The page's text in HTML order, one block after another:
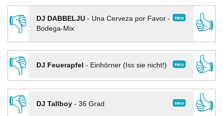
👎
neu
DJ DABBELJU- Una Cerveza por Favor -
Bodega-Mix
👍
👎
neu
DJ Feuerapfel - Einhörner (Iss sie nicht!)
👍
👎
neu
DJ Tallboy- 36 Grad
👍